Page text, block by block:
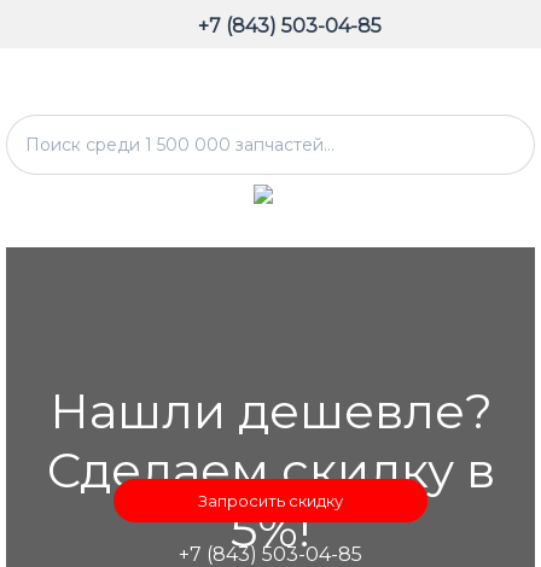
+7 (843) 503-04-85
Нашли дешевле?
Сделаем скидку в
5%!
Запросить скидку
+7 (843) 503-04-85